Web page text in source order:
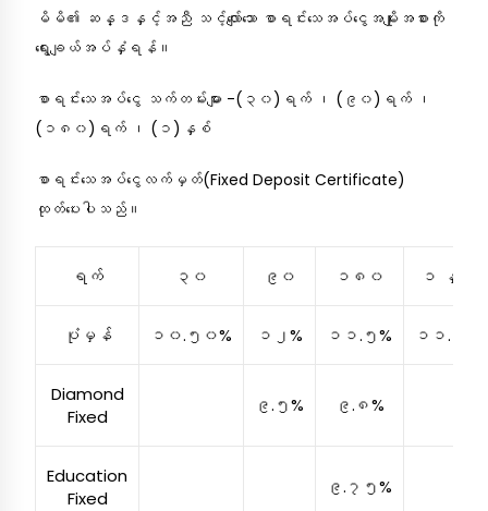
မိမိ၏ ဆန္ဒနှင့်အညီ သင့်လျော်သော စာရင်းသေအပ်ငွေအမျိုးအစားကို
ရွေးချယ်အပ်နှံရန်။
စာရင်းသေအပ်ငွေ သက်တမ်းများ -(၃၀)ရက် ၊ (၉၀)ရက် ၊
(၁၈၀)ရက် ၊ (၁)နှစ်
စာရင်းသေအပ်ငွေလက်မှတ်(Fixed Deposit Certificate)
ထုတ်ပေးပါသည်။
ရက် ၃၀ ၉၀ ၁၈၀ ၁ နှစ်
ပုံမှန် ၁၀.၅၀% ၁၂% ၁၁.၅% ၁၁.၉%
Diamond
Fixed
၉.၅% ၉.၈%
Education
Fixed
၉.၇၅%